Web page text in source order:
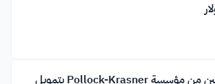
منحة مالية للفنانين من مؤسسة Pollock-Krasner بتمويل